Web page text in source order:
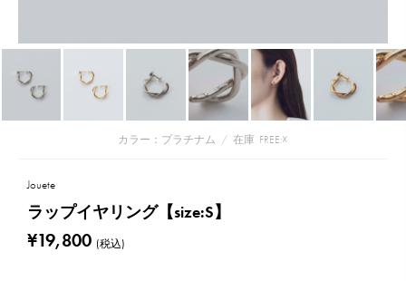
カラー：プラチナム / 在庫 FREE:☓
Jouete
ラップイヤリング【size:S】
¥19,800 (税込)